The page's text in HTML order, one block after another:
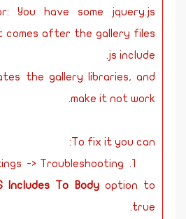
You have some jquery.js
comes after the gallery files
js include.
the gallery libraries, and
make it not work.
To fix it you can:
-> Troubleshooting
Includes To Bodyoption to
true.